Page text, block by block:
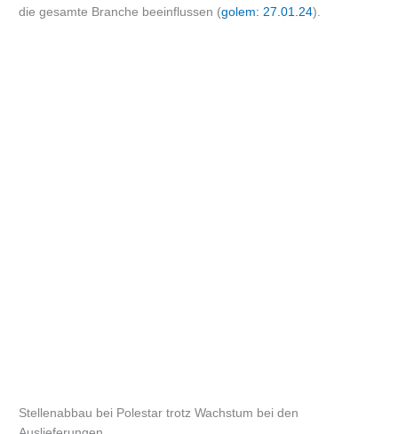
die gesamte Branche beeinflussen (golem: 27.01.24).
Stellenabbau bei Polestar trotz Wachstum bei den